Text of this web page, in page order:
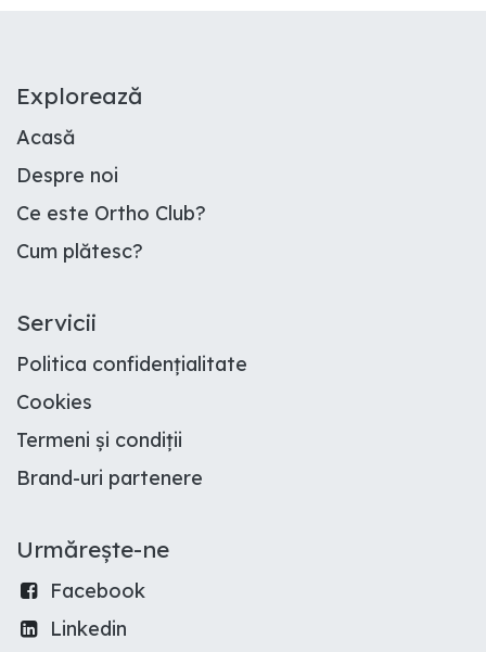
E​xplorează
Acasă
Despre noi
Ce este Ortho Club?
Cum plătesc?
Servicii
Politica confidențialitate
Cookies
Termeni și condiții
Brand-uri partenere
Urmărește-ne
Facebook
Linkedin